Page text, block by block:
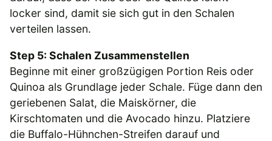
locker sind, damit sie sich gut in den Schalen
verteilen lassen.
Step 5: Schalen Zusammenstellen
Beginne mit einer großzügigen Portion Reis oder
Quinoa als Grundlage jeder Schale. Füge dann den
geriebenen Salat, die Maiskörner, die
Kirschtomaten und die Avocado hinzu. Platziere
die Buffalo-Hühnchen-Streifen darauf und